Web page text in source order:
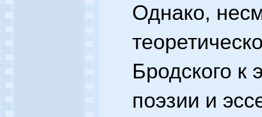
Однако,
Бродского к
поэзии и